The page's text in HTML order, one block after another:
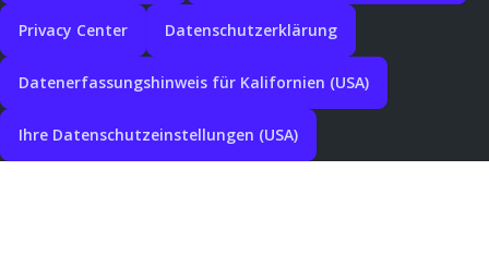
Privacy Center Datenschutzerklärung
Datenerfassungshinweis für Kalifornien (USA)
Ihre Datenschutzeinstellungen (USA)